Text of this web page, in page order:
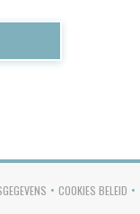
EEN NIEUW VENSTER))
COOKIES BELEID
((OPENT